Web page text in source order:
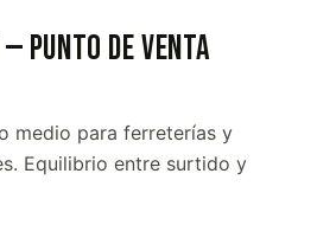
Punto de Venta
medio para ferreterías y
Equilibrio entre surtido y